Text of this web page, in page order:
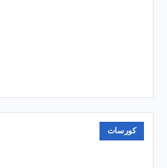
كورسات